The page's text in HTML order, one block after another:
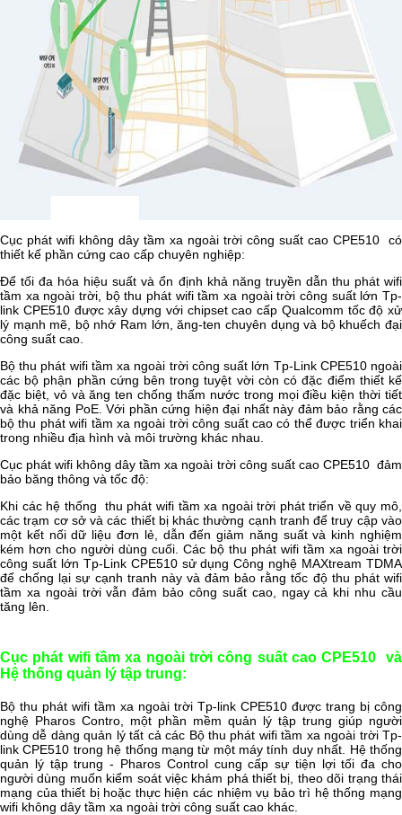
Cục phát wifi không dây tầm xa ngoài trời công suất cao CPE510 có
thiết kế phần cứng cao cấp chuyên nghiệp:
Để tối đa hóa hiệu suất và ổn định khả năng truyền dẫn thu phát wifi
tầm xa ngoài trời, bộ thu phát wifi tầm xa ngoài trời công suất lớn Tp-
link CPE510 được xây dựng với chipset cao cấp Qualcomm tốc độ xử
lý mạnh mẽ, bộ nhớ Ram lớn, ăng-ten chuyên dụng và bộ khuếch đại
công suất cao.
Bộ thu phát wifi tầm xa ngoài trời công suất lớn Tp-Link CPE510 ngoài
các bộ phận phần cứng bên trong tuyệt vời còn có đặc điểm thiết kế
đặc biệt, vỏ và ăng ten chống thấm nước trong mọi điều kiện thời tiết
và khả năng PoE. Với phần cứng hiện đại nhất này đảm bảo rằng các
bộ thu phát wifi tầm xa ngoài trời công suất cao có thể được triển khai
trong nhiều địa hình và môi trường khác nhau.
Cục phát wifi không dây tầm xa ngoài trời công suất cao CPE510 đảm
bảo băng thông và tốc độ:
Khi các hệ thống thu phát wifi tầm xa ngoài trời phát triển về quy mô,
các trạm cơ sở và các thiết bị khác thường cạnh tranh để truy cập vào
một kết nối dữ liệu đơn lẻ, dẫn đến giảm năng suất và kinh nghiệm
kém hơn cho người dùng cuối. Các bộ thu phát wifi tầm xa ngoài trời
công suất lớn Tp-Link CPE510 sử dụng Công nghệ MAXtream TDMA
để chống lại sự cạnh tranh này và đảm bảo rằng tốc độ thu phát wifi
tầm xa ngoài trời vẫn đảm bảo công suất cao, ngay cả khi nhu cầu
tăng lên.
Cục phát wifi tầm xa ngoài trời công suất cao CPE510 và
Hệ thống quản lý tập trung:
Bộ thu phát wifi tầm xa ngoài trời Tp-link CPE510 được trang bị công
nghệ Pharos Contro, một phần mềm quản lý tập trung giúp người
dùng dễ dàng quản lý tất cả các Bộ thu phát wifi tầm xa ngoài trời Tp-
link CPE510 trong hệ thống mạng từ một máy tính duy nhất. Hệ thống
quản lý tập trung - Pharos Control cung cấp sự tiện lợi tối đa cho
người dùng muốn kiểm soát việc khám phá thiết bị, theo dõi trạng thái
mạng của thiết bị hoặc thực hiện các nhiệm vụ bảo trì hệ thống mạng
wifi không dây tầm xa ngoài trời công suất cao khác.